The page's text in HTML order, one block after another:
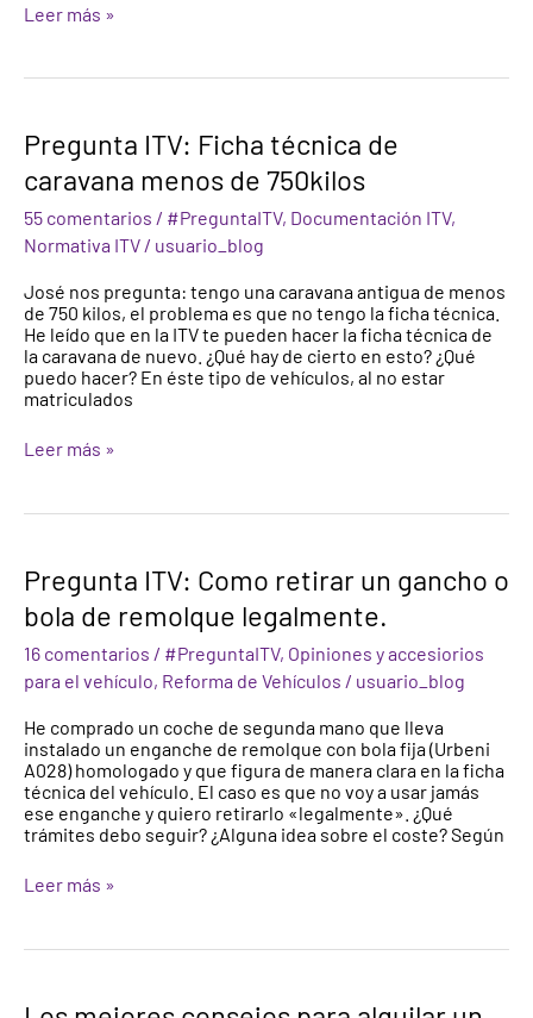
Leer más »
Pregunta ITV: Ficha técnica de
caravana menos de 750kilos
55 comentarios / #PreguntaITV, Documentación ITV,
Normativa ITV / usuario_blog
José nos pregunta: tengo una caravana antigua de menos
de 750 kilos, el problema es que no tengo la ficha técnica.
He leído que en la ITV te pueden hacer la ficha técnica de
la caravana de nuevo. ¿Qué hay de cierto en esto? ¿Qué
puedo hacer? En éste tipo de vehículos, al no estar
matriculados
Pregunta
ITV:
Ficha
de
caravana
de
750kilos
Leer más »
Pregunta ITV: Como retirar un gancho o
bola de remolque legalmente.
16 comentarios / #PreguntaITV, Opiniones y accesiorios
para el vehículo, Reforma de Vehículos / usuario_blog
He comprado un coche de segunda mano que lleva
instalado un enganche de remolque con bola fija (Urbeni
A028) homologado y que figura de manera clara en la ficha
técnica del vehículo. El caso es que no voy a usar jamás
ese enganche y quiero retirarlo «legalmente». ¿Qué
trámites debo seguir? ¿Alguna idea sobre el coste? Según
Pregunta
ITV:
Como
un
gancho
bola
de
remolque
legalmente.
Leer más »
Los